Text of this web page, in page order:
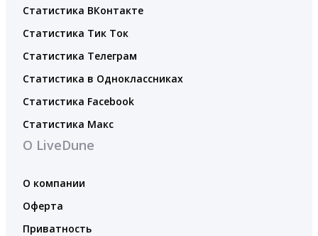
Статистика ВКонтакте
Статистика Тик Ток
Статистика Телеграм
Статистика в Одноклассниках
Статистика Facebook
Статистика Макс
О LiveDune
О компании
Оферта
Приватность